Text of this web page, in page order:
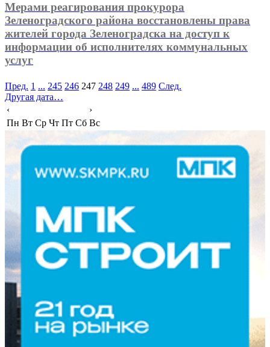
Мерами реагирования прокурора
Зеленоградского района восстановлены права
жителей города Зеленоградска на доступ к
информации об исполнителях коммунальных
услуг
Пред. 1 ... 245 246 247 248 249 ... 489 След.
Другая дата…
‹
›
Пн Вт Ср Чт Пт Сб Вс